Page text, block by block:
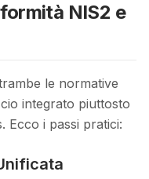
NIS2 e
le normative
integrato piuttosto
Ecco i passi pratici: